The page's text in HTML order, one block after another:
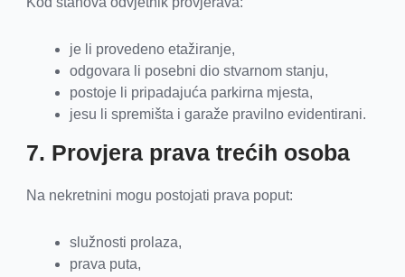
je li provedeno etažiranje,
odgovara li posebni dio stvarnom stanju,
postoje li pripadajuća parkirna mjesta,
jesu li spremišta i garaže pravilno evidentirani.
7. Provjera prava trećih osoba
Na nekretnini mogu postojati prava poput:
služnosti prolaza,
prava puta,